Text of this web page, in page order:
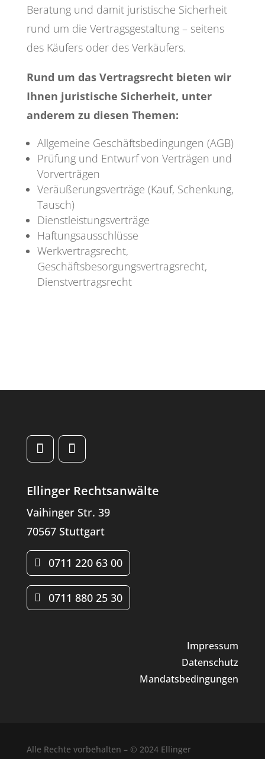
Beratung und damit juristische Sicherheit
rund um die Vertragsgestaltung – seitens
des Käufers oder des Verkäufers.
Rund um das Vertragsrecht bieten wir
Ihnen juristische Sicherheit, unter
anderem zu diesen Themen:
Allgemeine Geschäftsbedingungen (AGB)
Prüfung und Entwurf von Verträgen und
Vorverträgen
Veräußerungsverträge (Kauf, Schenkung,
Tausch)
Dienstleistungsverträge
Haftungsausschlüsse
Werkvertragsrecht,
Geschäftsbesorgungsvertragsrecht,
Dienstvertragsrecht
Ellinger Rechtsanwälte
Vaihinger Str. 39
70567 Stuttgart
0711 220 63 00
0711 880 25 30
Impressum
Datenschutz
Mandatsbedingungen
Alle Rechte vorbehalten – © 2024 Ellinger